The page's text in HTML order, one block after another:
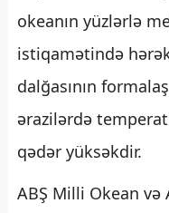
okeanın yüzlərlə
istiqamətində
dalğasının
ərazilərdə
qədər yüksəkdir.
ABŞ Milli Okean və